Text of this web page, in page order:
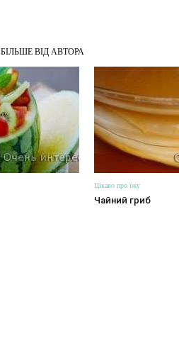
БІЛЬШЕ ВІД АВТОРА
Цікаво про їжу
Чайний гриб